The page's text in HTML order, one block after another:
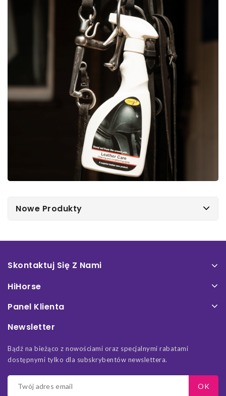
Nowe Produkty
Skontaktuj Się Z Nami
HiHorse
Panel Klienta
Newsletter
Bądź na bieżąco z nowościami oraz specjalnymi rabatami
dostępnymi tylko dla subskrybentów newslettera.